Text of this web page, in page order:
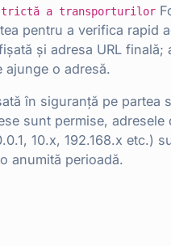
a transporturilor
pentru a verifica rapid
și adresa URL finală;
ajunge o adresă.
în siguranță pe partea
sunt permise, adresele
10.x, 192.168.x etc.)
anumită perioadă.